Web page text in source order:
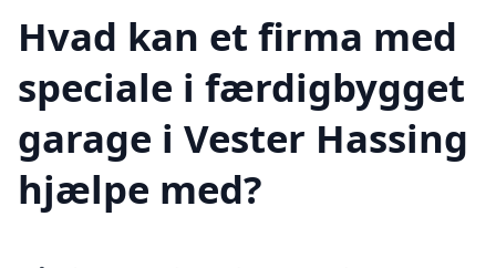
Hvad kan et firma med
speciale i færdigbygget
garage i Vester Hassing
hjælpe med?